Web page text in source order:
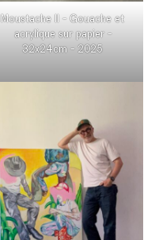
Moustache II – Gouache et
acrylique sur papier –
32x24cm – 2025